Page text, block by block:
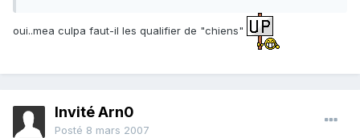
oui..mea culpa faut-il les qualifier de "chiens"
Invité Arn0
Posté 8 mars 2007